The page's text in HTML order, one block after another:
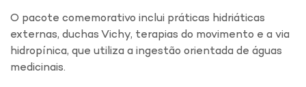
O pacote comemorativo inclui práticas hidriáticas
externas, duchas Vichy, terapias do movimento e a via
hidropínica, que utiliza a ingestão orientada de águas
medicinais.